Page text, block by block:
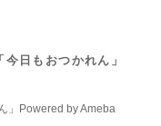
日もおつかれん」
」Powered by Ameba